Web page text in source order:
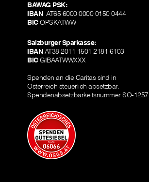
BAWAG PSK:
IBANAT65 6000 0000 0150 0444
BICOPSKATWW
Salzburger Sparkasse:
IBANAT38 2011 1501 2181 6103
BICGIBAATWWXXX
Spenden an die Caritas sind in
Österreich steuerlich absetzbar.
Spendenabsetzbarkeitsnummer SO-1257